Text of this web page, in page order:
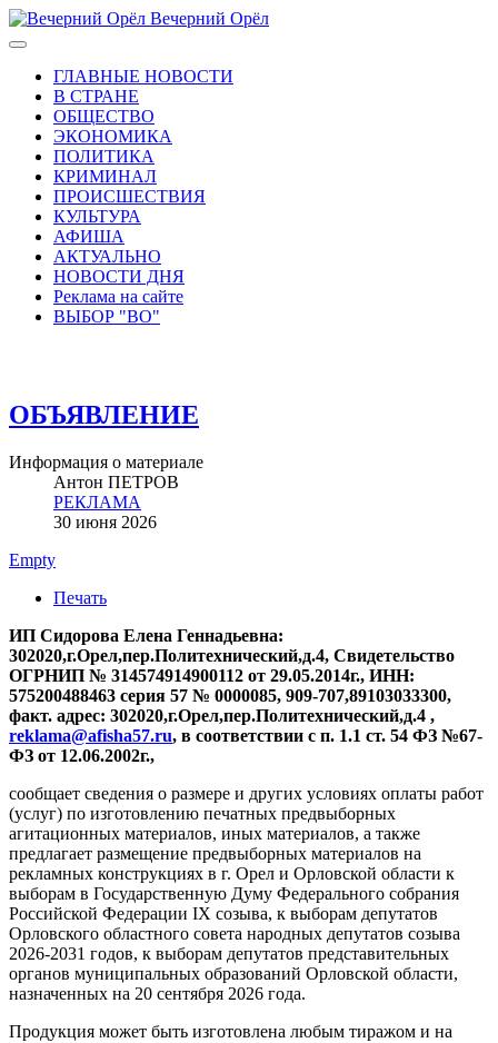
Вечерний Орёл
ГЛАВНЫЕ НОВОСТИ
В СТРАНЕ
ОБЩЕСТВО
ЭКОНОМИКА
ПОЛИТИКА
КРИМИНАЛ
ПРОИСШЕСТВИЯ
КУЛЬТУРА
АФИША
АКТУАЛЬНО
НОВОСТИ ДНЯ
Реклама на сайте
ВЫБОР "ВО"
ОБЪЯВЛЕНИЕ
Информация о материале
Антон ПЕТРОВ
РЕКЛАМА
30 июня 2026
Empty
Печать
ИП Сидорова Елена Геннадьевна:
302020,г.Орел,пер.Политехнический,д.4, Свидетельство
ОГРНИП № 314574914900112 от 29.05.2014г., ИНН:
575200488463 серия 57 № 0000085, 909-707,89103033300,
факт. адрес: 302020,г.Орел,пер.Политехнический,д.4 ,
reklama@afisha57.ru, в соответствии с п. 1.1 ст. 54 ФЗ №67-
ФЗ от 12.06.2002г.,
сообщает сведения о размере и других условиях оплаты работ
(услуг) по изготовлению печатных предвыборных
агитационных материалов, иных материалов, а также
предлагает размещение предвыборных материалов на
рекламных конструкциях в г. Орел и Орловской области к
выборам в Государственную Думу Федерального собрания
Российской Федерации IX созыва, к выборам депутатов
Орловского областного совета народных депутатов созыва
2026-2031 годов, к выборам депутатов представительных
органов муниципальных образований Орловской области,
назначенных на 20 сентября 2026 года.
Продукция может быть изготовлена любым тиражом и на